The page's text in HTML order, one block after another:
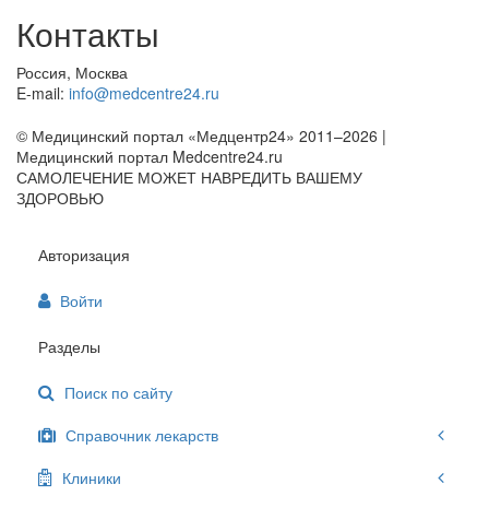
Контакты
Россия, Москва
E-mail: info@medcentre24.ru
© Медицинский портал «Медцентр24» 2011–2026 |
Медицинский портал Medcentre24.ru
САМОЛЕЧЕНИЕ МОЖЕТ НАВРЕДИТЬ ВАШЕМУ
ЗДОРОВЬЮ
Авторизация
Войти
Разделы
Поиск по сайту
Справочник лекарств
Клиники